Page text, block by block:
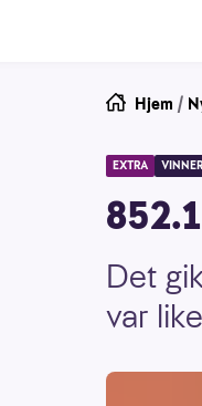
Hjem /
EXTRA
Det
var